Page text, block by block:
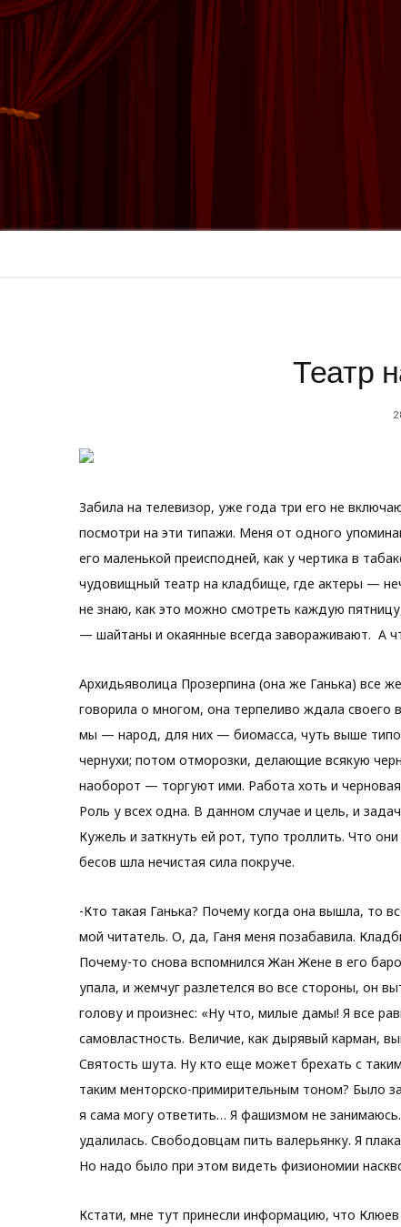
Театр
Забила на телевизор, уже года три его не
посмотри на эти типажи. Меня от одного
его маленькой преисподней, как у чертика в
чудовищный театр на кладбище, где актеры —
не знаю, как это можно смотреть каждую
— шайтаны и окаянные всегда завораживают. А
Архидьяволица Прозерпина (она же Ганька) все
говорила о многом, она терпеливо ждала
мы — народ, для них — биомасса, чуть выше
чернухи; потом отморозки, делающие всякую
наоборот — торгуют ими. Работа хоть и
Роль у всех одна. В данном случае и цель, и
Кужель и заткнуть ей рот, тупо троллить. Что
бесов шла нечистая сила покруче.
-Кто такая Ганька? Почему когда она вышла, то
мой читатель. О, да, Ганя меня позабавила.
Почему-то снова вспомнился Жан Жене в его
упала, и жемчуг разлетелся во все стороны, он
голову и произнес: «Ну что, милые дамы! Я все
самовластность. Величие, как дырявый карман,
Святость шута. Ну кто еще может брехать с
таким менторско-примирительным тоном? Было
я сама могу ответить… Я фашизмом не
удалилась. Свободовцам пить валерьянку. Я
Но надо было при этом видеть физиономии
Кстати, мне тут принесли информацию, что